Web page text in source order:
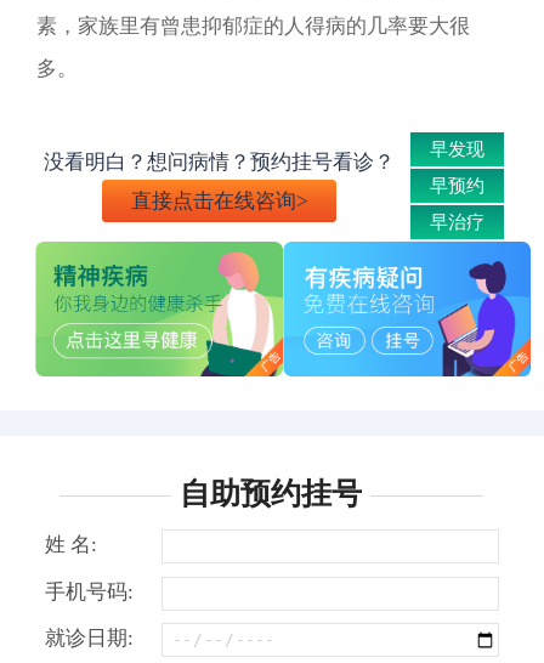
素，家族里有曾患抑郁症的人得病的几率要大很
多。
没看明白？想问病情？预约挂号看诊？
直接点击在线咨询>
早发现
早预约
早治疗
自助预约挂号
姓 名:
手机号码:
就诊日期: